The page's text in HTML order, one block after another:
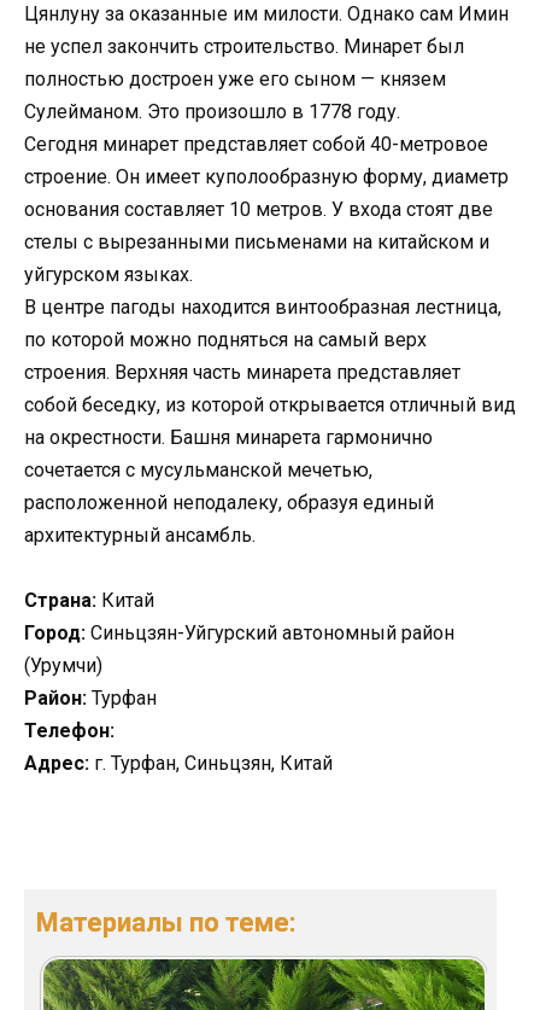
Цянлуну за оказанные им милости. Однако сам Имин
не успел закончить строительство. Минарет был
полностью достроен уже его сыном — князем
Сулейманом. Это произошло в 1778 году.
Сегодня минарет представляет собой 40-метровое
строение. Он имеет куполообразную форму, диаметр
основания составляет 10 метров. У входа стоят две
стелы с вырезанными письменами на китайском и
уйгурском языках.
В центре пагоды находится винтообразная лестница,
по которой можно подняться на самый верх
строения. Верхняя часть минарета представляет
собой беседку, из которой открывается отличный вид
на окрестности. Башня минарета гармонично
сочетается с мусульманской мечетью,
расположенной неподалеку, образуя единый
архитектурный ансамбль.
Страна: Китай
Город: Синьцзян-Уйгурский автономный район
(Урумчи)
Район: Турфан
Телефон:
Адрес: г. Турфан, Синьцзян, Китай
Материалы по теме: